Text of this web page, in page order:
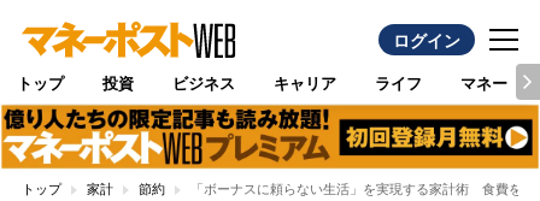
ログイン
トップ 投資 ビジネス キャリア ライフ マネー
トップ 家計 節約 「ボーナスに頼らない生活」を実現する家計術 食費をケ